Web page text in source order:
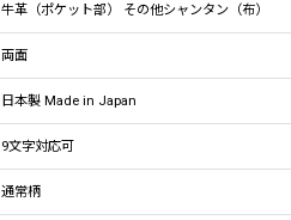
牛革（ポケット部） その他シャンタン（布）
両面
日本製 Made in Japan
9文字対応可
通常柄